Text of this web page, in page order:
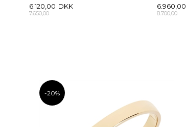
6.120,00 DKK
7.650,00
6.960,00
8.700,00
-20%